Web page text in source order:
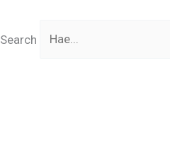
Search